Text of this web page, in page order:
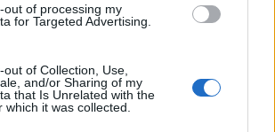
out of processing my
for Targeted Advertising.
of Collection, Use,
and/or Sharing of my
that Is Unrelated with the
which it was collected.